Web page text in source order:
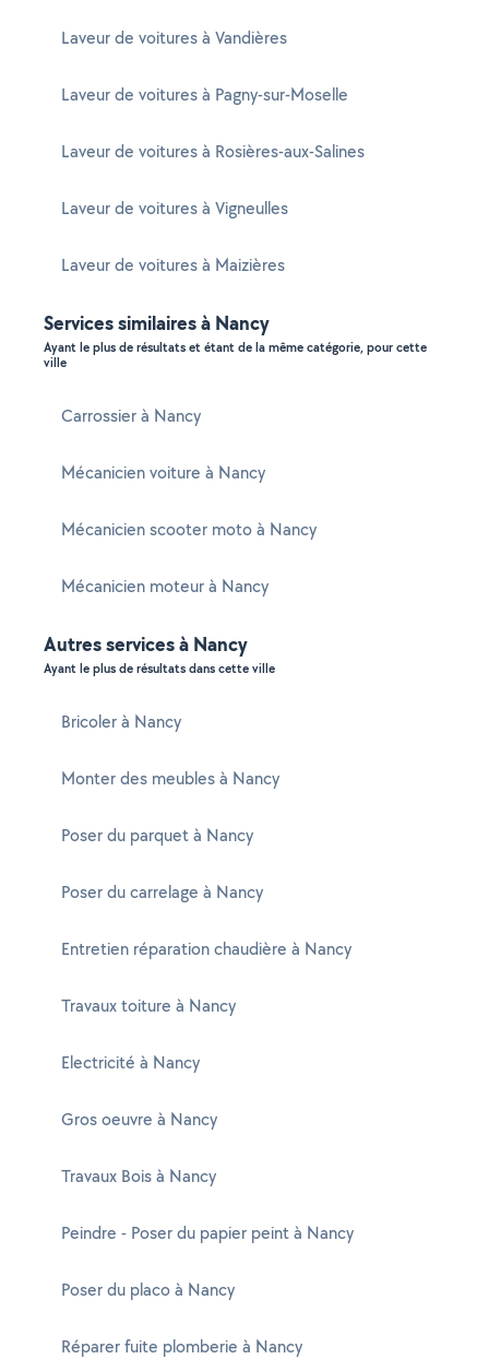
Laveur de voitures à Vandières
Laveur de voitures à Pagny-sur-Moselle
Laveur de voitures à Rosières-aux-Salines
Laveur de voitures à Vigneulles
Laveur de voitures à Maizières
Services similaires à Nancy
Ayant le plus de résultats et étant de la même catégorie, pour cette
ville
Carrossier à Nancy
Mécanicien voiture à Nancy
Mécanicien scooter moto à Nancy
Mécanicien moteur à Nancy
Autres services à Nancy
Ayant le plus de résultats dans cette ville
Bricoler à Nancy
Monter des meubles à Nancy
Poser du parquet à Nancy
Poser du carrelage à Nancy
Entretien réparation chaudière à Nancy
Travaux toiture à Nancy
Electricité à Nancy
Gros oeuvre à Nancy
Travaux Bois à Nancy
Peindre - Poser du papier peint à Nancy
Poser du placo à Nancy
Réparer fuite plomberie à Nancy